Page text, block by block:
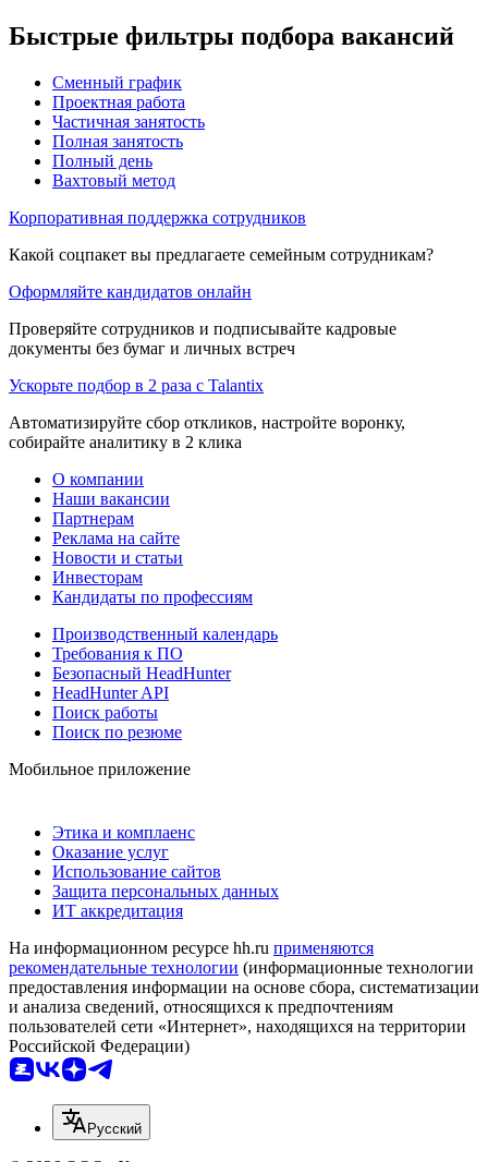
Быстрые фильтры подбора вакансий
Сменный график
Проектная работа
Частичная занятость
Полная занятость
Полный день
Вахтовый метод
Корпоративная поддержка сотрудников
Какой соцпакет вы предлагаете семейным сотрудникам?
Оформляйте кандидатов онлайн
Проверяйте сотрудников и подписывайте кадровые
документы без бумаг и личных встреч
Ускорьте подбор в 2 раза с Talantix
Автоматизируйте сбор откликов, настройте воронку,
собирайте аналитику в 2 клика
О компании
Наши вакансии
Партнерам
Реклама на сайте
Новости и статьи
Инвесторам
Кандидаты по профессиям
Производственный календарь
Требования к ПО
Безопасный HeadHunter
HeadHunter API
Поиск работы
Поиск по резюме
Мобильное приложение
Этика и комплаенс
Оказание услуг
Использование сайтов
Защита персональных данных
ИТ аккредитация
На информационном ресурсе hh.ru применяются
рекомендательные технологии (информационные технологии
предоставления информации на основе сбора, систематизации
и анализа сведений, относящихся к предпочтениям
пользователей сети «Интернет», находящихся на территории
Российской Федерации)
Русский